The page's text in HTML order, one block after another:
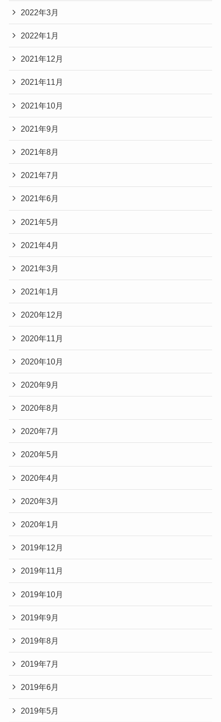
2022年3月
2022年1月
2021年12月
2021年11月
2021年10月
2021年9月
2021年8月
2021年7月
2021年6月
2021年5月
2021年4月
2021年3月
2021年1月
2020年12月
2020年11月
2020年10月
2020年9月
2020年8月
2020年7月
2020年5月
2020年4月
2020年3月
2020年1月
2019年12月
2019年11月
2019年10月
2019年9月
2019年8月
2019年7月
2019年6月
2019年5月